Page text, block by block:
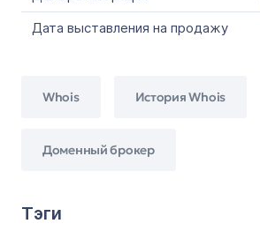
Дата выставления на продажу
Whois История Whois
Доменный брокер
Тэги